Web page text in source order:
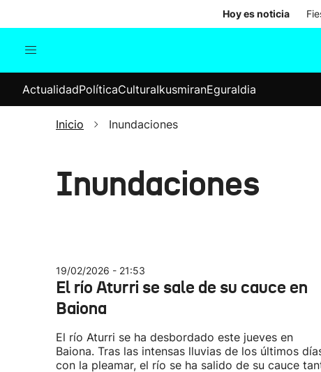
Hoy es noticia
Internacional
Elecciones
ActualidadPolíticaCulturaIkusmiranEguraldia
Inicio Inundaciones
Inundaciones
19/02/2026 - 21:53
El río Aturri se sale de su cauce en
Baiona
El río Aturri se ha desbordado este jueves en
Baiona. Tras las intensas lluvias de los últimos
con la pleamar, el río se ha salido de su cauce